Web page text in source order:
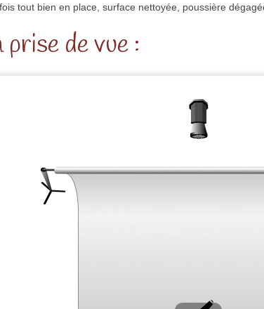
tout bien en place, surface nettoyée, poussière
prise de vue :